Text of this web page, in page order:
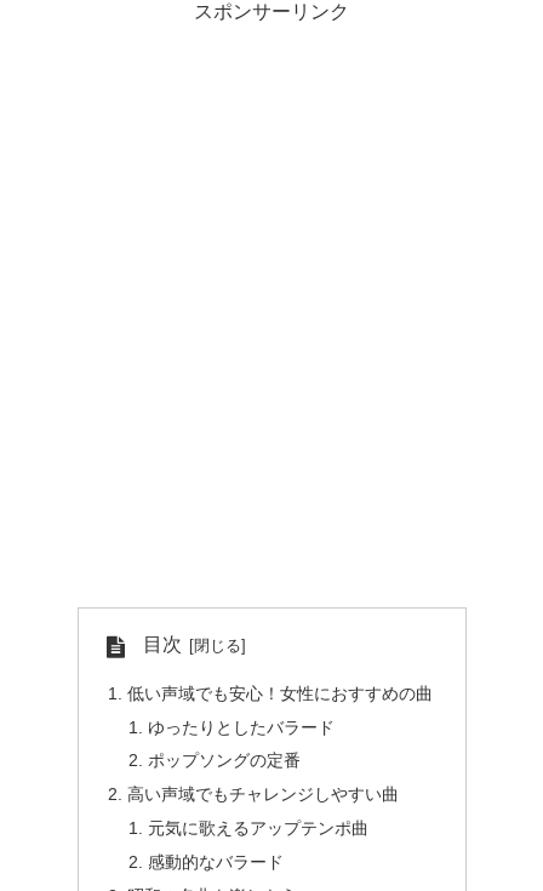
スポンサーリンク
目次
低い声域でも安心！女性におすすめの曲
ゆったりとしたバラード
ポップソングの定番
高い声域でもチャレンジしやすい曲
元気に歌えるアップテンポ曲
感動的なバラード